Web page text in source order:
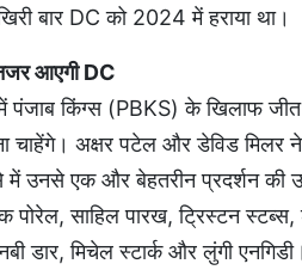
बार DC को 2024 में हराया था।
आएगी DC
पंजाब किंग्स (PBKS) के खिलाफ
चाहेंगे। अक्षर पटेल और डेविड मिलर
में उनसे एक और बेहतरीन प्रदर्शन की
पोरेल, साहिल पारख, ट्रिस्टन स्टब्स,
डार, मिचेल स्टार्क और लुंगी एनगिडी।